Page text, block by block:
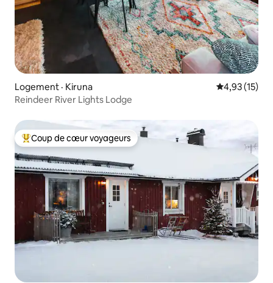
Logement · Kiruna Note
4,93 (15)
Reindeer River Lights Lodge
Coup de cœur voyageurs parmi les plus aimés
Coup de cœur voyageurs